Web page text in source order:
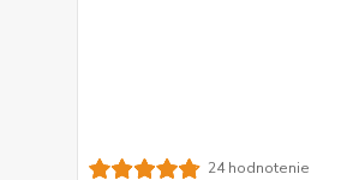
24 hodnotenie